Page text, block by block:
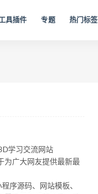
具插件 专题 热门标签
学习交流网站
为广大网友提供最新最
序源码、网站模板、